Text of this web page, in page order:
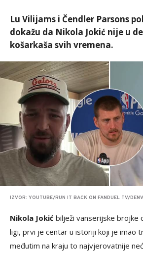
Lu Vilijams i Čendler Parsons
dokažu da Nikola Jokić nije u
košarkaša svih vremena.
IZVOR: YOUTUBE/RUN IT BACK ON FANDUEL TV/
Nikola Jokić bilježi vanserijske brojke
ligi, prvi je centar u istoriji koji je imao
međutim na kraju to najvjerovatnije